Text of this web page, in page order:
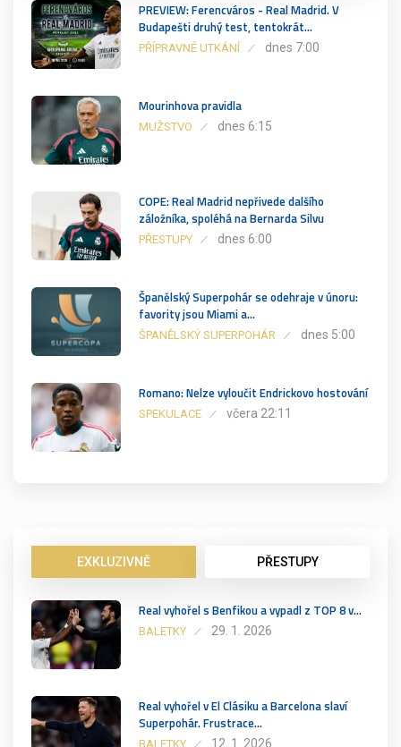
PREVIEW: Ferencváros - Real Madrid. V
Budapešti druhý test, tentokrát…
PŘÍPRAVNÉ UTKÁNÍ dnes 7:00
Mourinhova pravidla
MUŽSTVO dnes 6:15
COPE: Real Madrid nepřivede dalšího
záložníka, spoléhá na Bernarda Silvu
PŘESTUPY dnes 6:00
Španělský Superpohár se odehraje v únoru:
favority jsou Miami a…
ŠPANĚLSKÝ SUPERPOHÁR dnes 5:00
Romano: Nelze vyloučit Endrickovo hostování
SPEKULACE včera 22:11
EXKLUZIVNĚ PŘESTUPY
Real vyhořel s Benfikou a vypadl z TOP 8 v…
BALETKY 29. 1. 2026
Real vyhořel v El Clásiku a Barcelona slaví
Superpohár. Frustrace…
BALETKY 12. 1. 2026